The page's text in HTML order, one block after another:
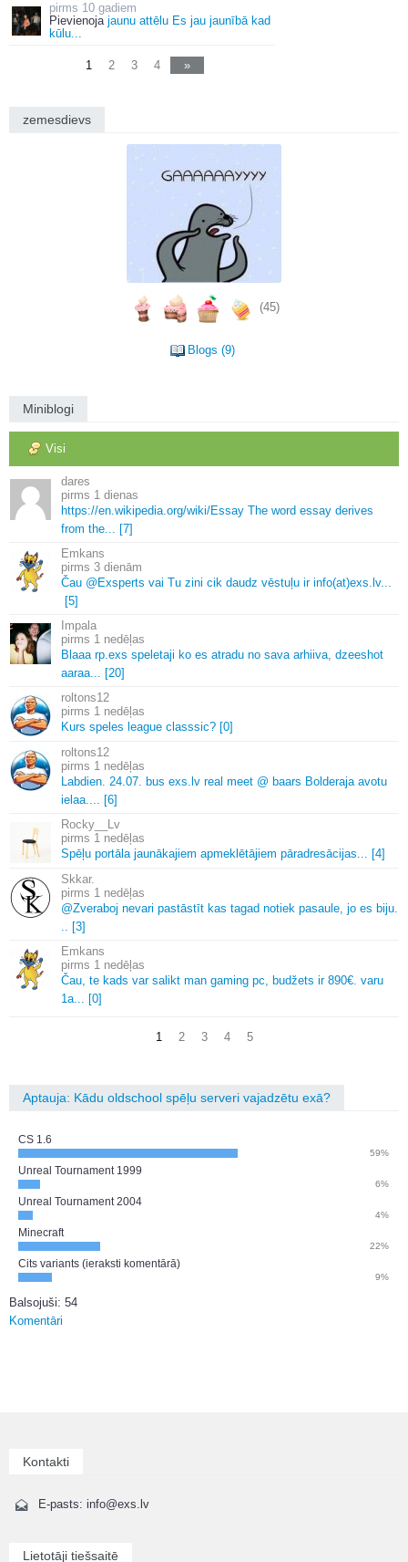
10 gadiem
Pievienoja jaunu attēlu Es jau jaunībā kad
kūlu...
1 2 3 4 »
zemesdievs
(45)
Blogs (9)
Miniblogi
Visi
dares
1 dienas
https://en.wikipedia.org/wiki/Essay The word essay derives
from the... [7]
Emkans
3 dienām
Čau @Exsperts vai Tu zini cik daudz vēstuļu ir info(at)exs. lv...
[5]
Impala
1 nedēļas
Blaaa rp.exs speletaji ko es atradu no sava arhiiva, dzeeshot
aaraa... [20]
roltons12
1 nedēļas
Kurs speles league classsic? [0]
roltons12
1 nedēļas
Labdien. 24.07. bus exs. lv real meet @ baars Bolderaja avotu
ielaa.... [6]
Rocky__Lv
1 nedēļas
Spēļu portāla jaunākajiem apmeklētājiem pāradresācijas... [4]
Skkar.
1 nedēļas
@Zveraboj nevari pastāstīt kas tagad notiek pasaule, jo es biju.
.. [3]
Emkans
1 nedēļas
Čau, te kads var salikt man gaming pc, budžets ir 890€. varu
1a... [0]
1 2 3 4 5
Aptauja: Kādu oldschool spēļu serveri vajadzētu exā?
CS 1.6
59%
Unreal Tournament 1999
6%
Unreal Tournament 2004
4%
Minecraft
22%
Cits variants (ieraksti komentārā)
9%
Balsojuši: 54
Komentāri
Kontakti
E-pasts: info@exs.lv
Lietotāji tiešsaitē